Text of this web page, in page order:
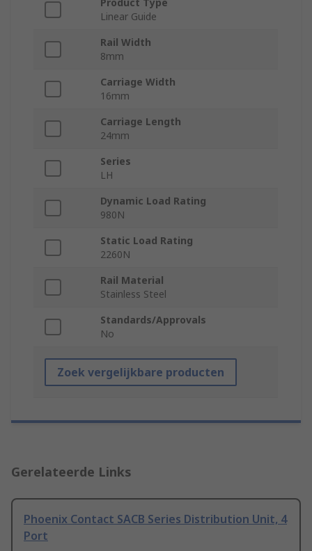
Product Type
Linear Guide
Rail Width
8mm
Carriage Width
16mm
Carriage Length
24mm
Series
LH
Dynamic Load Rating
980N
Static Load Rating
2260N
Rail Material
Stainless Steel
Standards/Approvals
No
Zoek vergelijkbare producten
Gerelateerde Links
Phoenix Contact SACB Series Distribution Unit, 4
Port